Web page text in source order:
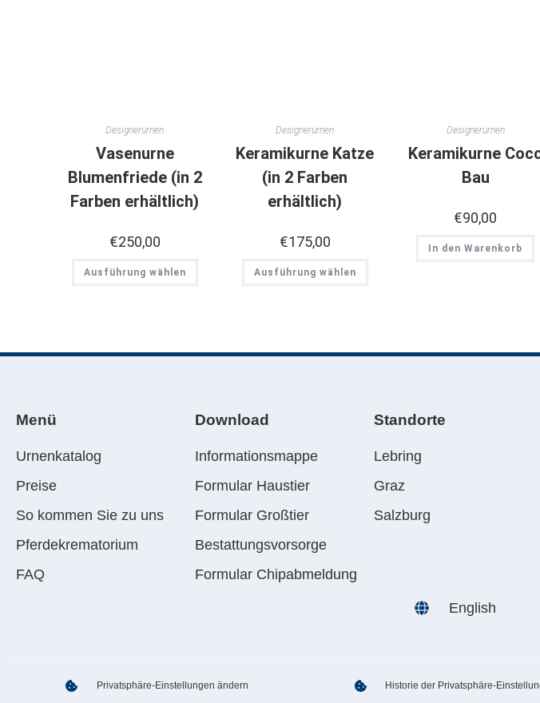
Designerurnen
Vasenurne
Blumenfriede (in 2
Farben erhältlich)
€250,00
Ausführung wählen
Designerurnen
Keramikurne Katze
(in 2 Farben
erhältlich)
€175,00
Ausführung wählen
Designerurnen
Keramikurne
Bau
€90,00
In den Warenkorb
Menü
Urnenkatalog
Preise
So kommen Sie zu uns
Pferdekrematorium
FAQ
Download
Informationsmappe
Formular Haustier
Formular Großtier
Bestattungsvorsorge
Formular Chipabmeldung
Standorte
Lebring
Graz
Salzburg
English
Privatsphäre-Einstellungen ändern Historie der Privatsphäre-